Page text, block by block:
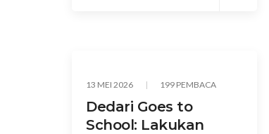
13 MEI 2026 199 PEMBACA
Dedari Goes to
School: Lakukan